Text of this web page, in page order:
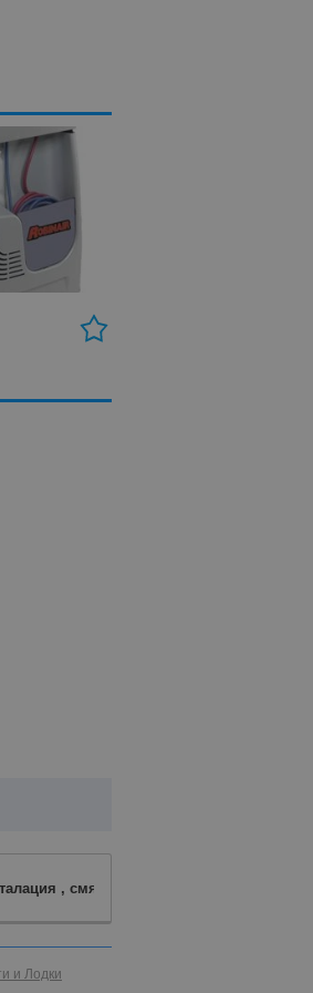
, смяна Фреон ПРОМО ЦЕНИ!!!
и Лодки